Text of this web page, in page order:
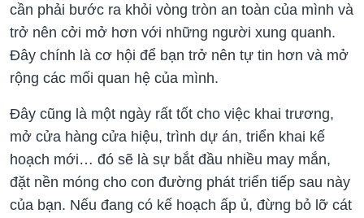
cần phải bước ra khỏi vòng tròn an toàn của mình và
trở nên cởi mở hơn với những người xung quanh.
Đây chính là cơ hội để bạn trở nên tự tin hơn và mở
rộng các mối quan hệ của mình.
Đây cũng là một ngày rất tốt cho việc khai trương,
mở cửa hàng cửa hiệu, trình dự án, triển khai kế
hoạch mới… đó sẽ là sự bắt đầu nhiều may mắn,
đặt nền móng cho con đường phát triển tiếp sau này
của bạn. Nếu đang có kế hoạch ấp ủ, đừng bỏ lỡ cát